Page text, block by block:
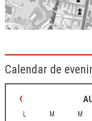
Calendar de
‹
L M M